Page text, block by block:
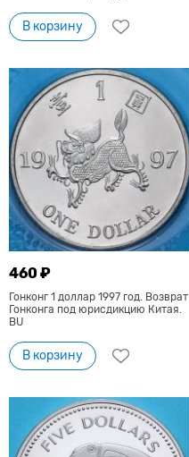
В корзину
460 ₽
Гонконг 1 доллар 1997 год. Возврат
Гонконга под юрисдикцию Китая.
BU
В корзину